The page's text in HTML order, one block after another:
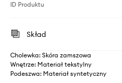
ID Produktu
Skład
Cholewka: Skóra zamszowa
Wnętrze: Materiał tekstylny
Podeszwa: Materiał syntetyczny